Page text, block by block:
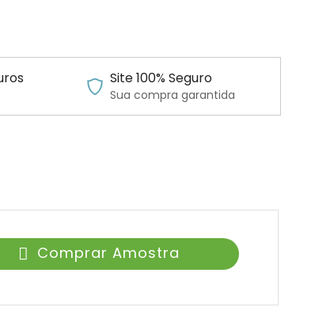
Site 100% Seguro
Sua compra garantida
Comprar Amostra